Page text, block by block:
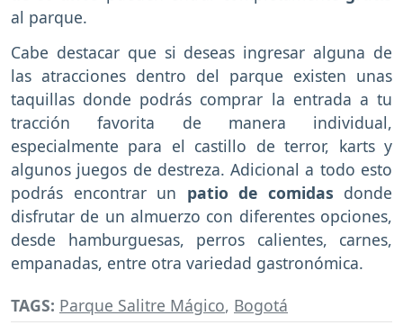
al parque.
Cabe destacar que si deseas ingresar alguna de
las atracciones dentro del parque existen unas
taquillas donde podrás comprar la entrada a tu
tracción favorita de manera individual,
especialmente para el castillo de terror, karts y
algunos juegos de destreza. Adicional a todo esto
podrás encontrar un patio de comidas donde
disfrutar de un almuerzo con diferentes opciones,
desde hamburguesas, perros calientes, carnes,
empanadas, entre otra variedad gastronómica.
TAGS: Parque Salitre Mágico, Bogotá